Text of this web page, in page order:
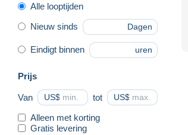
Alle looptijden
Nieuw sinds Dagen
Eindigt binnen uren
Prijs
Van US$ tot US$
Alleen met korting
Gratis levering